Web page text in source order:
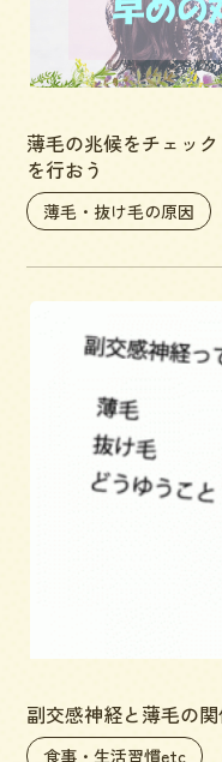
薄毛の兆候をチェッ
を行おう
薄毛・抜け毛の原因
副交感神経と薄毛の
食事・生活習慣etc